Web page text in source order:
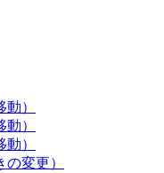
）
）
）
変更）